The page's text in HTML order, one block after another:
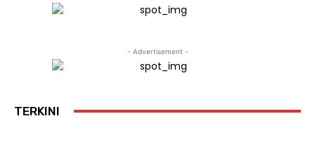
- Advertisement -
TERKINI